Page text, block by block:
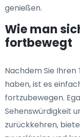
genießen.
Wie man
fortbewegt
Nachdem Sie
haben, ist es
fortzubewegen.
Sehenswürdigkeit
zurückkehren,